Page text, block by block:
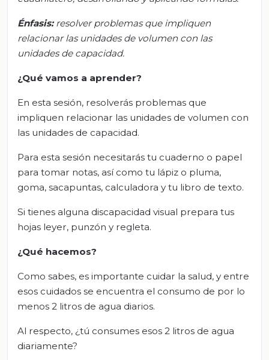
Énfasis:resolver problemas que impliquen
relacionar las unidades de volumen con las
unidades de capacidad.
¿Qué vamos a aprender?
En esta sesión, resolverás problemas que
impliquen relacionar las unidades de volumen con
las unidades de capacidad.
Para esta sesión necesitarás tu cuaderno o papel
para tomar notas, así como tu lápiz o pluma,
goma, sacapuntas, calculadora y tu libro de texto.
Si tienes alguna discapacidad visual prepara tus
hojas leyer, punzón y regleta.
¿Qué hacemos?
Como sabes, es importante cuidar la salud, y entre
esos cuidados se encuentra el consumo de por lo
menos 2 litros de agua diarios.
Al respecto, ¿tú consumes esos 2 litros de agua
diariamente?